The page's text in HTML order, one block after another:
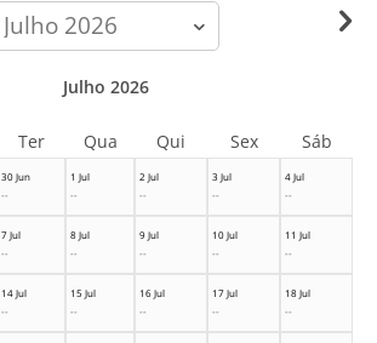
calendar-
month
30 Jun
--
1 Jul
--
2 Jul
--
3 Jul
--
4 Jul
--
7 Jul
--
8 Jul
--
9 Jul
--
10 Jul
--
11 Jul
--
14 Jul
--
15 Jul
--
16 Jul
--
17 Jul
--
18 Jul
--
Julho 2026
Ter Qua Qui Sex Sáb